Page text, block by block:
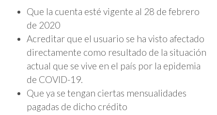
Que la cuenta esté vigente al 28 de febrero
de 2020
Acreditar que el usuario se ha visto afectado
directamente como resultado de la situación
actual que se vive en el país por la epidemia
de COVID-19.
Que ya se tengan ciertas mensualidades
pagadas de dicho crédito